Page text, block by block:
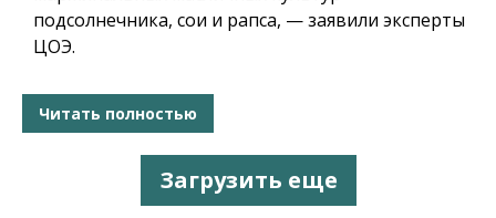
подсолнечника, сои и рапса, — заявили эксперты
ЦОЭ.
Читать полностью
Загрузить еще